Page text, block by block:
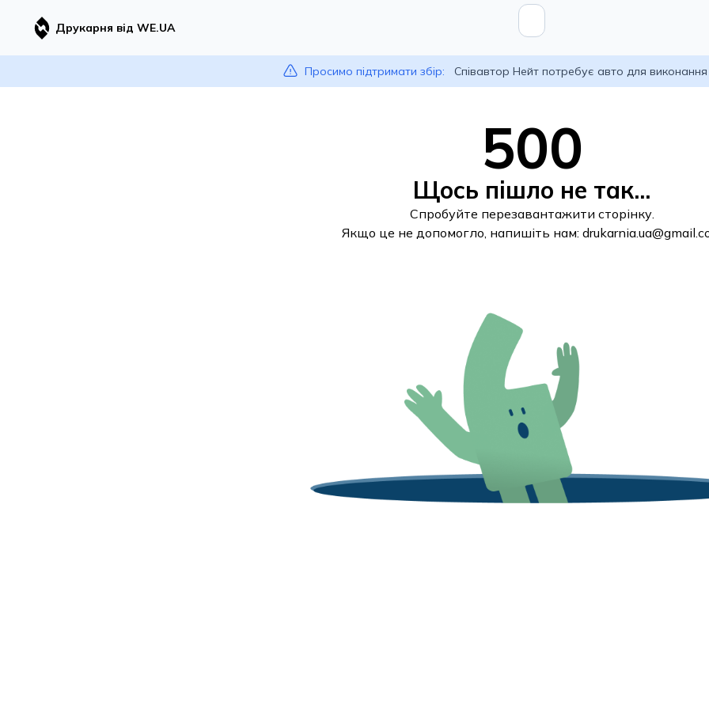
Друкарня від WE.UA
Просимо підтримати збір: Співавтор Нейт потребує авто для
500
Щось пішло не так...
Спробуйте перезавантажити сторінку.
Якщо це не допомогло, напишіть нам: